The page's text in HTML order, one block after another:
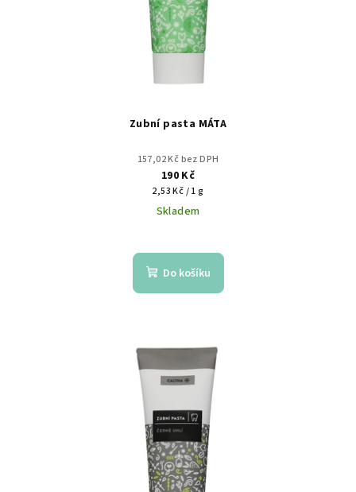
Zubní pasta MÁTA
157,02 Kč bez DPH
190 Kč
Měrná
cena:
2,53 Kč / 1 g
Skladem
Do košíku